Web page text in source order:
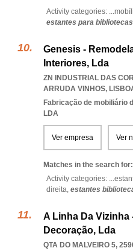
Activity categories: ...
estantes para
Genesis -
Interiores, Lda
ZN INDUSTRIAL DAS
ARRUDA VINHOS,
Fabricação de mobiliário
LDA
Ver empresa Ver
Matches in the search for:
Activity categories: ...
direita, estantes
A Linha Da Vizinha
Decoração, Lda
QTA DO MALVEIRO 5,